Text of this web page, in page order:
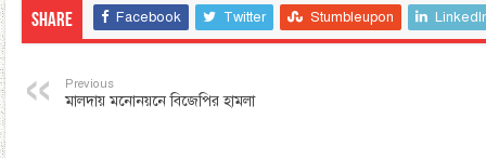
Share Facebook Twitter Stumbleupon
Previous
মালদায় মনোনয়নে বিজেপির হামলা